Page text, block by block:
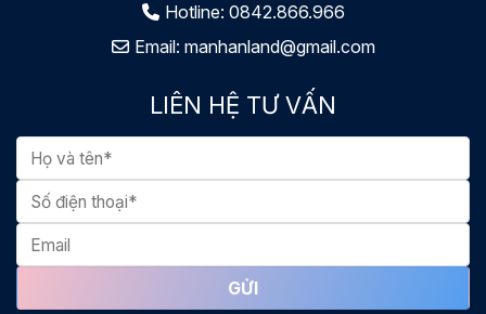
Hotline: 0842.866.966
Email: manhanland@gmail.com
LIÊN HỆ TƯ VẤN